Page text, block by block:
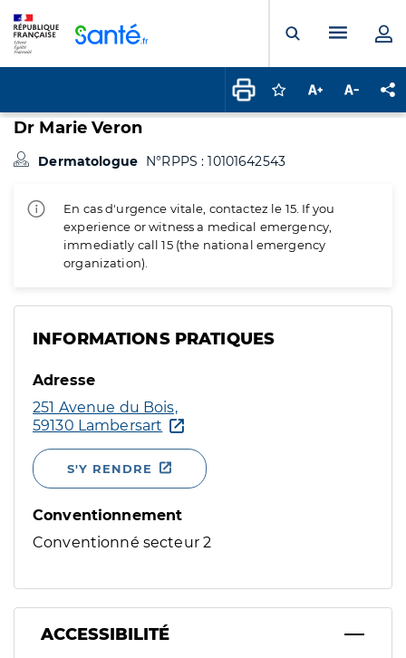
Ouvrir laMenu
Connectez-vous
Augmenter la
Dr Marie Veron
Dermatologue N°RPPS : 10101642543
En cas d'urgence vitale, contactez le 15. If you
experience or witness a medical emergency,
immediatly call 15 (the national emergency
organization).
INFORMATIONS PRATIQUES
Adresse
251 Avenue du Bois,
59130 Lambersart
S'Y RENDRE
Conventionnement
Conventionné secteur 2
ACCESSIBILITÉ